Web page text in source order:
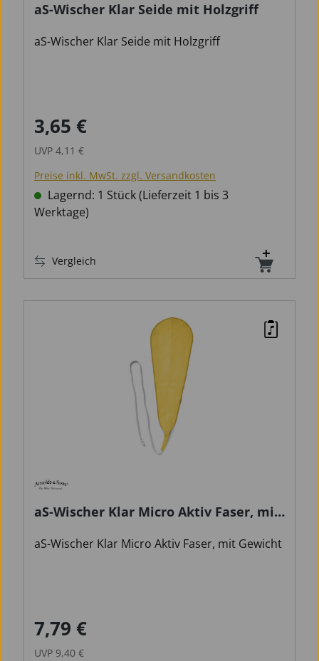
aS-Wischer Klar Seide mit Holzgriff
aS-Wischer Klar Seide mit Holzgriff
Verkaufspreis:
3,65 €
UVP 4,11 €
Preise inkl. MwSt. zzgl. Versandkosten
Lagernd: 1 Stück (Lieferzeit 1 bis 3
Werktage)
Vergleich
aS-Wischer Klar Micro Aktiv Faser, mit
aS-Wischer Klar Micro Aktiv Faser, mit Gewicht
Verkaufspreis:
7,79 €
UVP 9,40 €